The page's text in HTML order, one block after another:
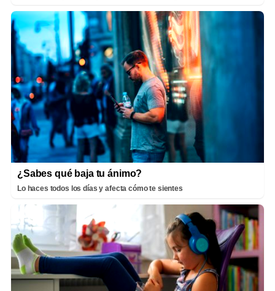
¿Sabes qué baja tu ánimo?
Lo haces todos los días y afecta cómo te sientes